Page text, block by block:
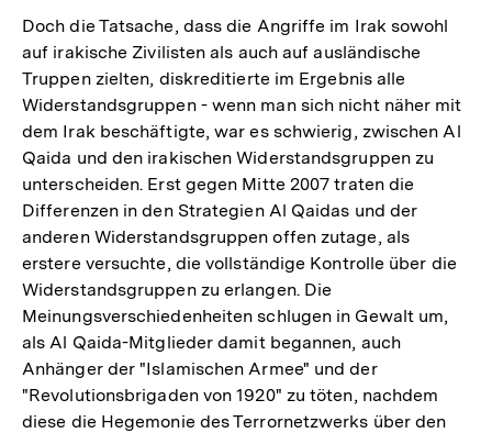
Doch die Tatsache, dass die Angriffe im Irak sowohl
auf irakische Zivilisten als auch auf ausländische
Truppen zielten, diskreditierte im Ergebnis alle
Widerstandsgruppen - wenn man sich nicht näher mit
dem Irak beschäftigte, war es schwierig, zwischen Al
Qaida und den irakischen Widerstandsgruppen zu
unterscheiden. Erst gegen Mitte 2007 traten die
Differenzen in den Strategien Al Qaidas und der
anderen Widerstandsgruppen offen zutage, als
erstere versuchte, die vollständige Kontrolle über die
Widerstandsgruppen zu erlangen. Die
Meinungsverschiedenheiten schlugen in Gewalt um,
als Al Qaida-Mitglieder damit begannen, auch
Anhänger der "Islamischen Armee" und der
"Revolutionsbrigaden von 1920" zu töten, nachdem
diese die Hegemonie des Terrornetzwerks über den